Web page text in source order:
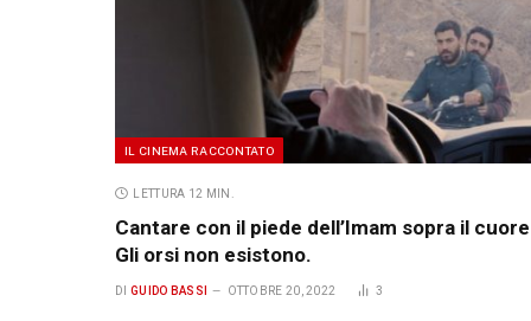
IL CINEMA RACCONTATO
LETTURA 12 MIN.
Cantare con il piede dell’Imam sopra il
Gli orsi non esistono.
DI GUIDO BASSI OTTOBRE 20, 2022 3